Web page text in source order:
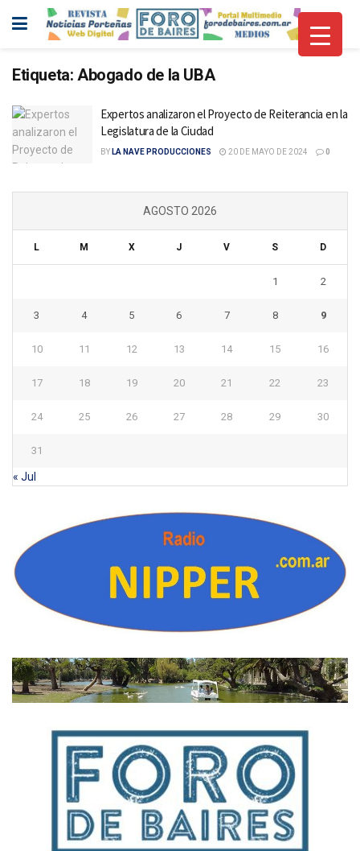
Etiqueta: Abogado de la UBA
Expertos analizaron el Proyecto de Reiterancia en la
Legislatura de la Ciudad
BY LA NAVE PRODUCCIONES 20 DE MAYO DE 2024 0
AGOSTO 2026
L M X J V S D
1 2
3 4 5 6 7 8 9
10 11 12 13 14 15 16
17 18 19 20 21 22 23
24 25 26 27 28 29 30
31
« Jul